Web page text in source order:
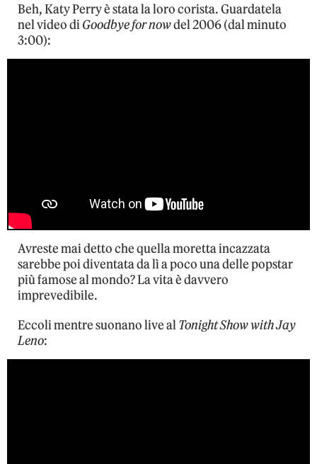
Beh, Katy Perry è stata la loro corista. Guardatela
nel video diGoodbye for nowdel 2006 (dal minuto
3:00):
Avreste mai detto che quella moretta incazzata
sarebbe poi diventata da lì a poco una delle popstar
più famose al mondo? La vita è davvero
imprevedibile.
Eccoli mentre suonano live alTonight Show with Jay
Leno: